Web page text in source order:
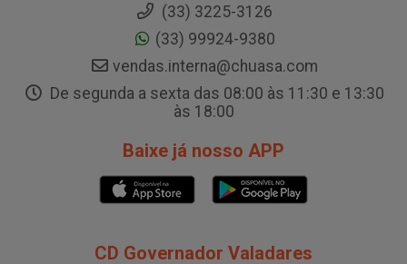
(33) 3225-3126
(33) 99924-9380
vendas.interna@chuasa.com
De segunda a sexta das 08:00 às 11:30 e 13:30
às 18:00
Baixe já nosso APP
CD Governador Valadares